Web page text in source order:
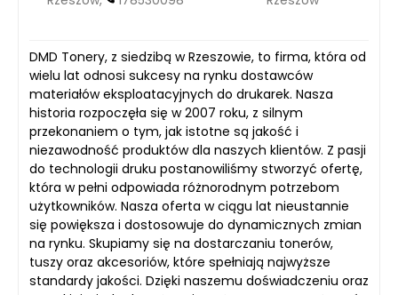
DMD Tonery, z siedzibą w Rzeszowie, to firma, która od
wielu lat odnosi sukcesy na rynku dostawców
materiałów eksploatacyjnych do drukarek. Nasza
historia rozpoczęła się w 2007 roku, z silnym
przekonaniem o tym, jak istotne są jakość i
niezawodność produktów dla naszych klientów. Z pasji
do technologii druku postanowiliśmy stworzyć ofertę,
która w pełni odpowiada różnorodnym potrzebom
użytkowników. Nasza oferta w ciągu lat nieustannie
się powiększa i dostosowuje do dynamicznych zmian
na rynku. Skupiamy się na dostarczaniu tonerów,
tuszy oraz akcesoriów, które spełniają najwyższe
standardy jakości. Dzięki naszemu doświadczeniu oraz